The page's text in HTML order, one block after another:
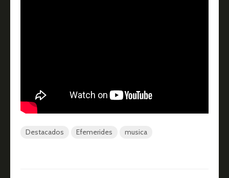
Destacados Efemerides musica